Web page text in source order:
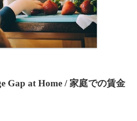
Gap at Home / 家庭での賃金